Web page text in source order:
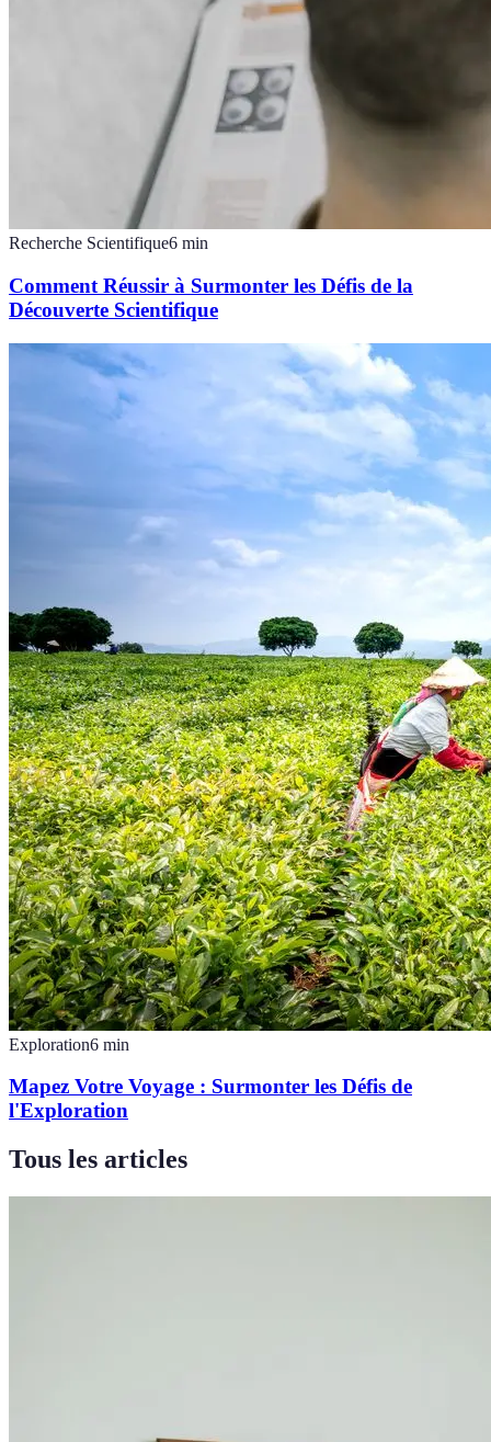
Recherche Scientifique6 min
Comment Réussir à Surmonter les Défis de la
Découverte Scientifique
Exploration6 min
Mapez Votre Voyage : Surmonter les Défis de
l'Exploration
Tous les articles